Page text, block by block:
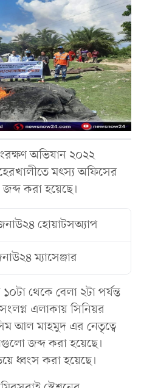
অভিযান ২০২২
মৎস্য অফিসের
করা হয়েছে।
হোয়াটসঅ্যাপ
ম্যাসেঞ্জার
থেকে বেলা ২টা পর্যন্ত
এলাকায় সিনিয়র
আল মাহমুদ এর নেতৃত্বে
জব্দ করা হয়েছে।
ধ্বংস করা হয়েছে।